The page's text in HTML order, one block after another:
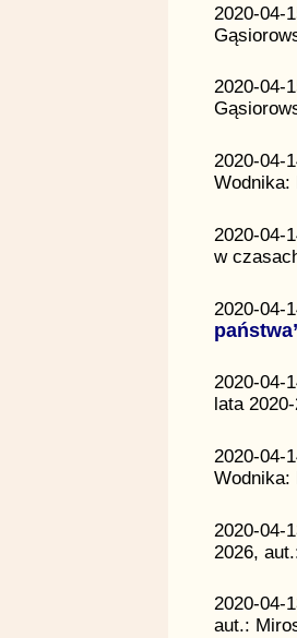
2020-04-
2020-04-
2020-04-
Wodnika:
2020-04-
w
2020-04-
2020-04-
lata
2020-04-
Wodnika:
2020-04-
2026,
2020-04-
aut.: